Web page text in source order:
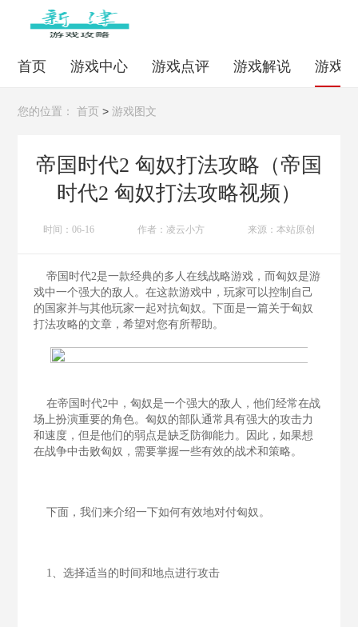
首页 游戏中心 游戏点评 游戏解说 游戏
您的位置： 首页 >游戏图文
帝国时代2 匈奴打法攻略（帝国
时代2 匈奴打法攻略视频）
时间：06-16 作者：凌云小方 来源：本站原创
帝国时代2是一款经典的多人在线战略游戏，而匈奴是游
戏中一个强大的敌人。在这款游戏中，玩家可以控制自己
的国家并与其他玩家一起对抗匈奴。下面是一篇关于匈奴
打法攻略的文章，希望对您有所帮助。
在帝国时代2中，匈奴是一个强大的敌人，他们经常在战
场上扮演重要的角色。匈奴的部队通常具有强大的攻击力
和速度，但是他们的弱点是缺乏防御能力。因此，如果想
在战争中击败匈奴，需要掌握一些有效的战术和策略。
下面，我们来介绍一下如何有效地对付匈奴。
1、选择适当的时间和地点进行攻击